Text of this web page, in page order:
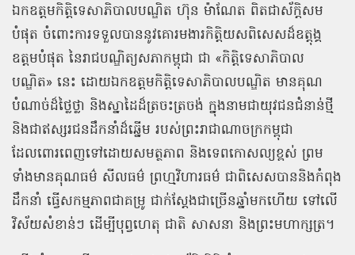
ឯកឧត្តមកិត្តិទេសាភិបាលបណ្ឌិត ហ៊ុន ម៉ាណែត ពិតជាស័ក្តិសម
បំផុត ចំពោះការទទួលបាននូវគោរមងារកិត្តិយសពិសេសដ៏ឧត្តុង្គ
ឧត្តមបំផុត នៃរាជបណ្ឌិត្យសភាកម្ពុជា ជា «កិត្តិទេសាភិបាល
បណ្ឌិត» នេះ ដោយឯកឧត្តមកិត្តិទេសាភិបាលបណ្ឌិត មានគុណ
បំណាច់ដ៏ថ្លៃថ្លា និងស្នាដៃដ៏ត្រចះត្រចង់ ក្នុងនាមជាយុវជនជំនាន់ថ្មី
និងជាឥស្សរជនដឹកនាំដ៏ឆ្នើម របស់ព្រះរាជាណាចក្រកម្ពុជា
ដែលពោរពេញទៅដោយសមត្ថភាព និងទេពកោសល្យខ្ពស់ ព្រម
ទាំងមានគុណធម៌ សីលធម៌ ព្រហ្មវិហារធម៌ ជាពិសេសបាននិងកំពុង
ដឹកនាំ ធ្វើសកម្មភាពជាគម្រូ ជាក់ស្ដែងជាច្រើនឆ្នាំមកហើយ ទៅលើ
វិស័យសំខាន់ៗ ដើម្បីបុព្វហេតុ ជាតិ សាសនា និងព្រះមហាក្សត្រ។